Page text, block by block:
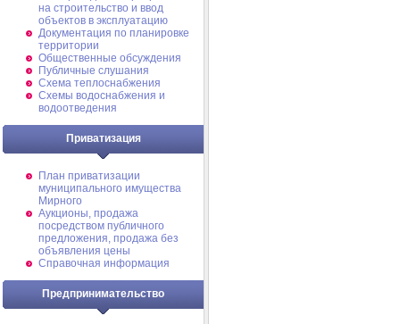
на строительство и ввод
объектов в эксплуатацию
Документация по планировке
территории
Общественные обсуждения
Публичные слушания
Схема теплоснабжения
Схемы водоснабжения и
водоотведения
Приватизация
План приватизации
муниципального имущества
Мирного
Аукционы, продажа
посредством публичного
предложения, продажа без
объявления цены
Справочная информация
Предпринимательство